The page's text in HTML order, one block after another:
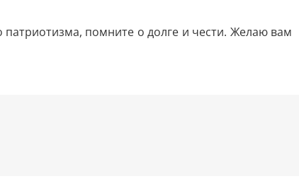
патриотизма, помните о долге и чести. Желаю вам